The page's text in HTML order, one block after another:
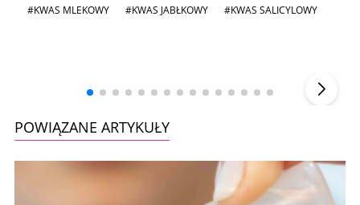
#KWAS MLEKOWY #KWAS JABŁKOWY #KWAS SALICYLOWY
POWIĄZANE ARTYKUŁY